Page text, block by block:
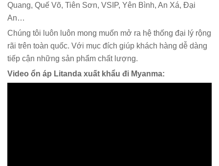
Quang, Quế Võ, Tiên Sơn, VSIP, Yên Bình, An Xá, Đại
An…
Chúng tôi luôn luôn mong muốn mở ra hệ thống đại lý rộng
rãi trên toàn quốc. Với mục đích giúp khách hàng dễ dàng
tiếp cận những sản phẩm chất lượng.
Video ổn áp Litanda xuất khẩu đi Myanma: